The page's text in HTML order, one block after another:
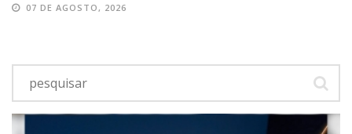
07 DE AGOSTO, 2026